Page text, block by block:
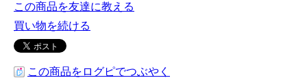
この商品を友達に教える
買い物を続ける
この商品をログピでつぶやく